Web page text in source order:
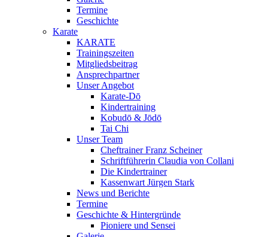
Termine
Geschichte
Karate
KARATE
Trainingszeiten
Mitgliedsbeitrag
Ansprechpartner
Unser Angebot
Karate-Dō
Kindertraining
Kobudō & Jōdō
Tai Chi
Unser Team
Cheftrainer Franz Scheiner
Schriftführerin Claudia von Collani
Die Kindertrainer
Kassenwart Jürgen Stark
News und Berichte
Termine
Geschichte & Hintergründe
Pioniere und Sensei